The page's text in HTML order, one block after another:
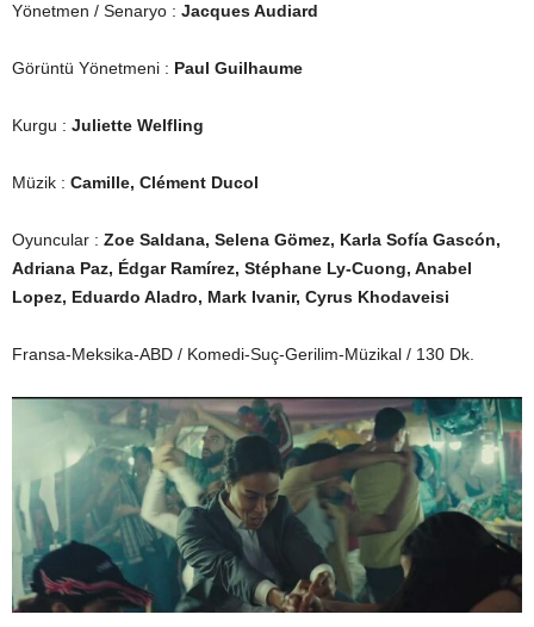
Yönetmen / Senaryo : Jacques Audiard
Görüntü Yönetmeni : Paul Guilhaume
Kurgu : Juliette Welfling
Müzik : Camille, Clément Ducol
Oyuncular : Zoe Saldana, Selena Gömez, Karla Sofía Gascón,
Adriana Paz, Édgar Ramírez, Stéphane Ly-Cuong, Anabel
Lopez, Eduardo Aladro, Mark Ivanir, Cyrus Khodaveisi
Fransa-Meksika-ABD / Komedi-Suç-Gerilim-Müzikal / 130 Dk.